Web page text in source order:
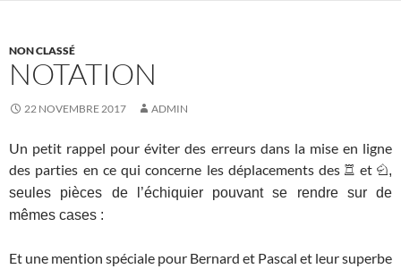
NON CLASSÉ
NOTATION
22 NOVEMBRE 2017 ADMIN
Un petit rappel pour éviter des erreurs dans la mise en ligne
des parties en ce qui concerne les déplacements desR etN,
seules pièces de l’échiquier pouvant se rendre sur de
mêmes cases :
Et une mention spéciale pour Bernard et Pascal et leur superbe